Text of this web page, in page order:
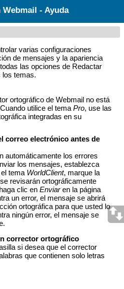
Webmail - Ayuda
varias configuraciones
de mensajes y la apariencia
las opciones de Redactar
los temas.
ortográfico de Webmail no está
utilice el tema Pro, use las
integradas en su
correo electrónico antes de
automáticamente los errores
los mensajes, establezca
tema WorldClient, marque la
revisarán ortográficamente
clic enEnviaren la página
un error, el mensaje se abrirá
ortográfica para que usted lo
ningún error, el mensaje se
corrector ortográfico
si desea que el corrector
que contienen solo letras